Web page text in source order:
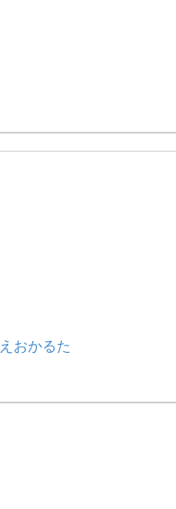
おかるた